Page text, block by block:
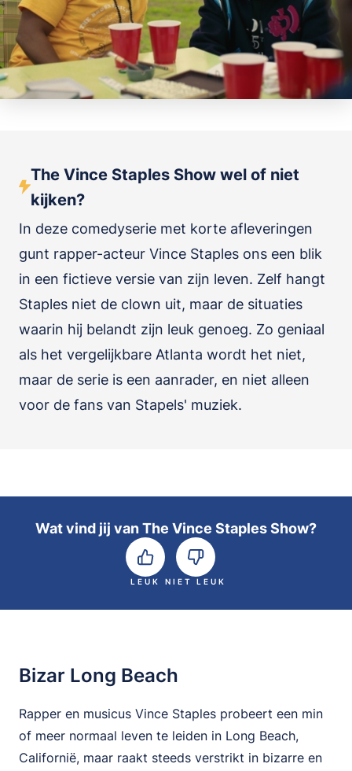
The Vince Staples Show wel of niet
kijken?
In deze comedyserie met korte afleveringen
gunt rapper-acteur Vince Staples ons een blik
in een fictieve versie van zijn leven. Zelf hangt
Staples niet de clown uit, maar de situaties
waarin hij belandt zijn leuk genoeg. Zo geniaal
als het vergelijkbare Atlanta wordt het niet,
maar de serie is een aanrader, en niet alleen
voor de fans van Stapels' muziek.
Wat vind jij van The Vince Staples Show?
LEUK NIET LEUK
Bizar Long Beach
Rapper en musicus Vince Staples probeert een min
of meer normaal leven te leiden in Long Beach,
Californië, maar raakt steeds verstrikt in bizarre en